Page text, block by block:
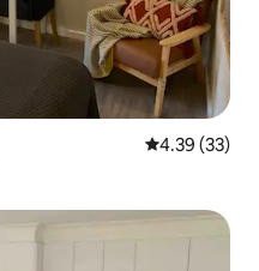
從 33 則評價
4.39 (33)